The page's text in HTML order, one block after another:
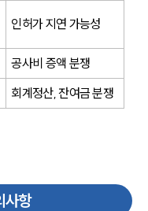
인허가 지연 가능성
공사비 증액 분쟁
회계정산, 잔여금 분쟁
사항